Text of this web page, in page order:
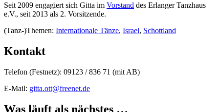
Seit 2009 engagiert sich Gitta im Vorstand des Erlanger Tanzhaus
e.V., seit 2013 als 2. Vorsitzende.
(Tanz-)Themen: Internationale Tänze, Israel, Schottland
Kontakt
Telefon (Festnetz): 09123 / 836 71 (mit AB)
E-Mail: gitta.ott@freenet.de
Was läuft als nächstes …